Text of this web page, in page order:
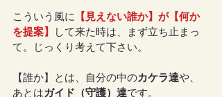
こういう風に 【見えない誰か】が【何か
を提案】
して来た時は、まず立ち止まっ
て。じっくり考えて下さい。
【誰か】とは、自分の中のカケラ達や、
あとはガイド（守護）達です。